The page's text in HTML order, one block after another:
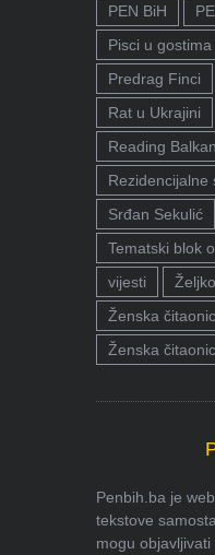
PEN BiH
Pisci u gostima
Predrag Finci
Rat u Ukrajini
Reading
Rezidencijalne
Srđan Sekulić
Tematski blok
vijesti
Ženska
Ženska
Penbih.ba je
tekstove
mogu objavljivati